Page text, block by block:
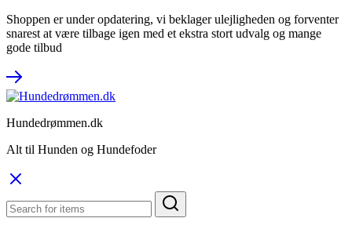
Shoppen er under opdatering, vi beklager ulejligheden og forventer
snarest at være tilbage igen med et ekstra stort udvalg og mange
gode tilbud
Hundedrømmen.dk
Alt til Hunden og Hundefoder